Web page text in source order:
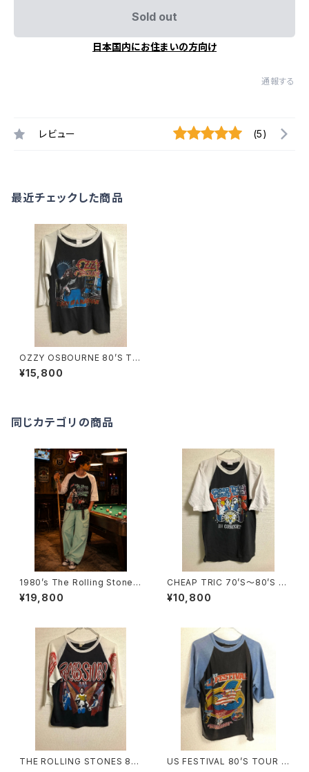
Sold out
日本国内にお住まいの方向け
通報する
レビュー (5)
最近チェックした商品
OZZY OSBOURNE 80’S TO
UR T-SHIRTS
¥15,800
同じカテゴリの商品
1980’s The Rolling Stones
tour T-Shirts -1981年〜198
2年 ザ・ローリング・ストーンズ
¥19,800
CHEAP TRIC 70’S〜80’S T
OUR T-SHIRTS
¥10,800
THE ROLLING STONES 8
US FESTIVAL 80’S TOUR T